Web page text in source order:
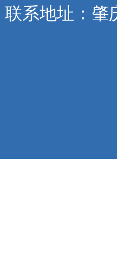
联系地址：肇